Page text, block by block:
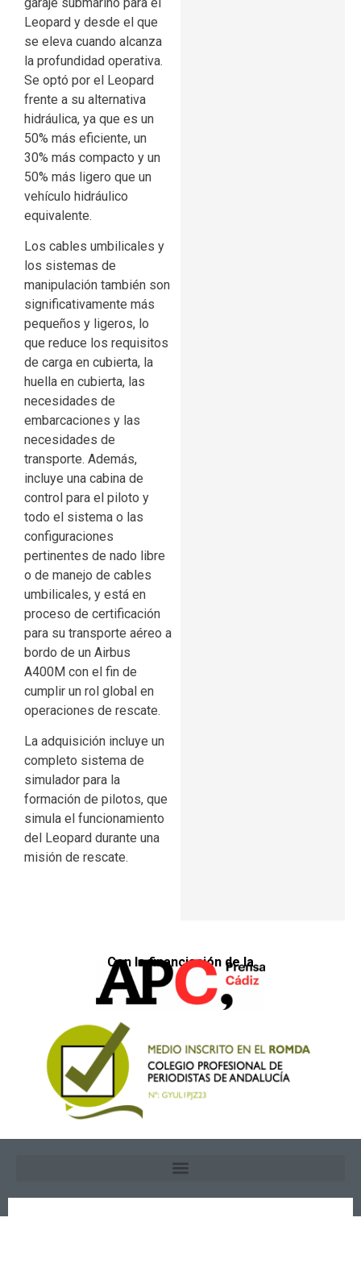
Leopard y desde el que
se eleva cuando alcanza
la profundidad operativa.
Se optó por el Leopard
frente a su alternativa
hidráulica, ya que es un
50% más eficiente, un
30% más compacto y un
50% más ligero que un
vehículo hidráulico
equivalente.
Los cables umbilicales y
los sistemas de
manipulación también son
significativamente más
pequeños y ligeros, lo
que reduce los requisitos
de carga en cubierta, la
huella en cubierta, las
necesidades de
embarcaciones y las
necesidades de
transporte. Además,
incluye una cabina de
control para el piloto y
todo el sistema o las
configuraciones
pertinentes de nado libre
o de manejo de cables
umbilicales, y está en
proceso de certificación
para su transporte aéreo a
bordo de un Airbus
A400M con el fin de
cumplir un rol global en
operaciones de rescate.
La adquisición incluye un
completo sistema de
simulador para la
formación de pilotos, que
simula el funcionamiento
del Leopard durante una
misión de rescate.
Con la financiación de la